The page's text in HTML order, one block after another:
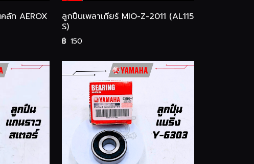
ลัท AEROX
ลูกปืนเพลาเกียร์ MIO-Z-2011 (AL115
S)
฿ 150